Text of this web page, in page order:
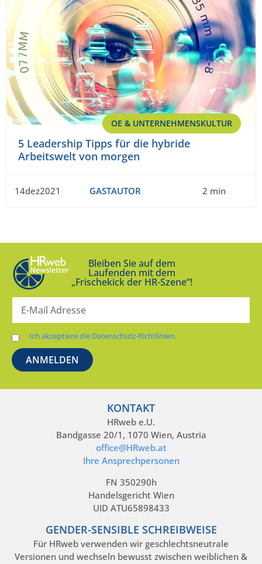
OE & UNTERNEHMENSKULTUR
5 Leadership Tipps für die hybride
Arbeitswelt von morgen
14dez2021 GASTAUTOR 2 min
Bleiben Sie auf dem
Laufenden mit dem
„Frischekick der HR-Szene“!
Ich akzeptiere die Datenschutz-Richtlinien.
KONTAKT
HRweb e.U.
Bandgasse 20/1, 1070 Wien, Austria
office@HRweb.at
Ihre Ansprechpersonen
FN 350290h
Handelsgericht Wien
UID ATU65898433
GENDER-SENSIBLE SCHREIBWEISE
Für HRweb verwenden wir geschlechtsneutrale
Versionen und wechseln bewusst zwischen weiblichen &